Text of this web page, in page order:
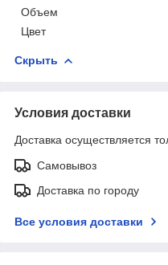
Объем
Цвет
Скрыть
Условия доставки
Доставка осуществляется
Самовывоз
Доставка по городу
Все условия доставки